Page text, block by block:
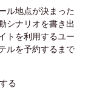
ル地点が決まった
シナリオを書き出
トを利用するユー
ルを予約するまで
る